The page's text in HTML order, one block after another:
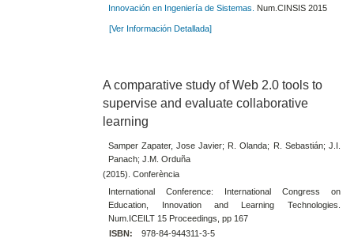
Innovación en Ingeniería de Sistemas.
Num.CINSIS 2015
[Ver Información Detallada]
A comparative study of Web 2.0 tools to
supervise and evaluate collaborative
learning
Samper Zapater, Jose Javier; R. Olanda; R. Sebastián; J.I.
Panach; J.M. Orduña
(2015). Conferència
International Conference: International Congress on
Education, Innovation and Learning Technologies.
Num.ICEILT 15 Proceedings, pp 167
ISBN:
978-84-944311-3-5